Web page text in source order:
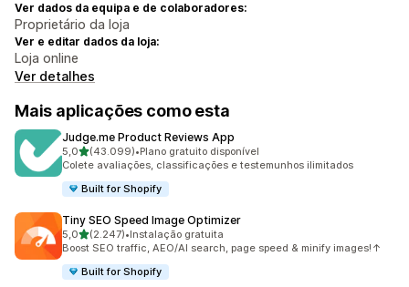
Ver dados da equipa e de colaboradores:
Proprietário da loja
Ver e editar dados da loja:
Loja online
Ver detalhes
Mais aplicações como esta
Judge.me Product Reviews App
5,0de 5 estrelas
(43.099)
43099 total de avaliações
•Plano gratuito disponível
Colete avaliações, classificações e testemunhos ilimitados
Built for Shopify
Tiny SEO Speed Image Optimizer
5,0de 5 estrelas
(2.247)
2247 total de avaliações
•Instalação gratuita
Boost SEO traffic, AEO/AI search, page speed & minify images!↑
Built for Shopify